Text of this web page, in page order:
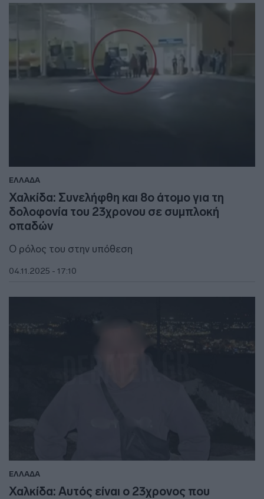
ΕΛΛΑΔΑ
Χαλκίδα: Συνελήφθη και 8ο άτομο για τη
δολοφονία του 23χρονου σε συμπλοκή
οπαδών
O ρόλος του στην υπόθεση
04.11.2025 - 17:10
ΕΛΛΑΔΑ
Χαλκίδα: Αυτός είναι ο 23χρονος που